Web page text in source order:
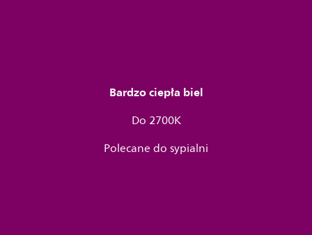
Bardzo ciepła biel
Do 2700K
Polecane do sypialni